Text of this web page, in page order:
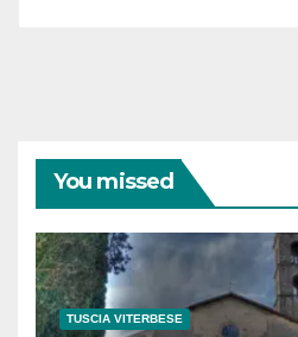
You missed
TUSCIA VITERBESE